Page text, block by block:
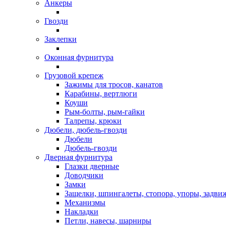
Анкеры
Гвозди
Заклепки
Оконная фурнитура
Грузовой крепеж
Зажимы для тросов, канатов
Карабины, вертлюги
Коуши
Рым-болты, рым-гайки
Талрепы, крюки
Дюбели, дюбель-гвозди
Дюбели
Дюбель-гвозди
Дверная фурнитура
Глазки дверные
Доводчики
Замки
Защелки, шпингалеты, стопора, упоры,
Механизмы
Накладки
Петли, навесы, шарниры